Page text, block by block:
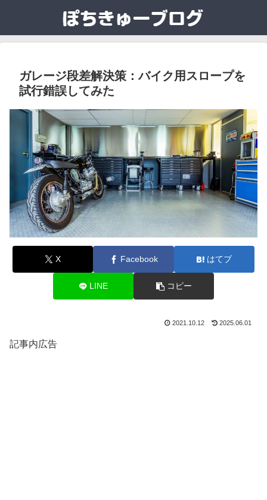
ガレージ段差解決策：バイク用スロープを
試行錯誤してみた
X Facebook はてブ
LINE コピー
2021.10.12 2025.06.01
記事内広告